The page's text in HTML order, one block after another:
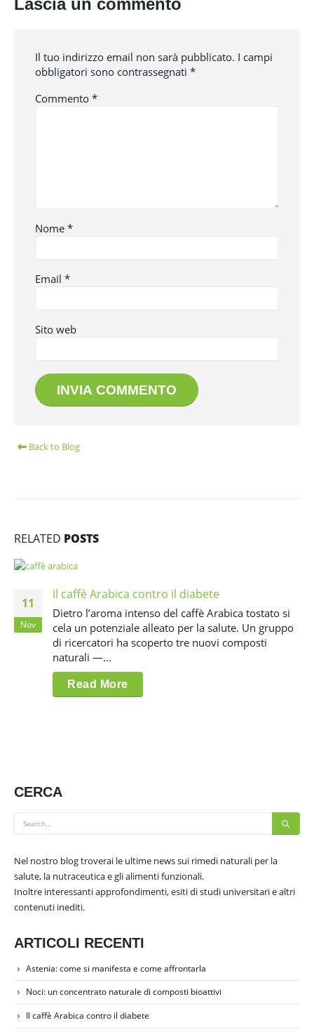
Lascia un commento
Il tuo indirizzo email non sarà pubblicato. I campi
obbligatori sono contrassegnati *
Commento *
Nome *
Email *
Sito web
Back to Blog
RELATED POSTS
11
Nov
Il caffè Arabica contro il diabete
Dietro l’aroma intenso del caffè Arabica tostato si
cela un potenziale alleato per la salute. Un gruppo
di ricercatori ha scoperto tre nuovi composti
naturali —...
Read More
CERCA
Nel nostro blog troverai le ultime news sui rimedi naturali per la
salute, la nutraceutica e gli alimenti funzionali.
Inoltre interessanti approfondimenti, esiti di studi universitari e altri
contenuti inediti.
ARTICOLI RECENTI
Astenia: come si manifesta e come affrontarla
Noci: un concentrato naturale di composti bioattivi
Il caffè Arabica contro il diabete